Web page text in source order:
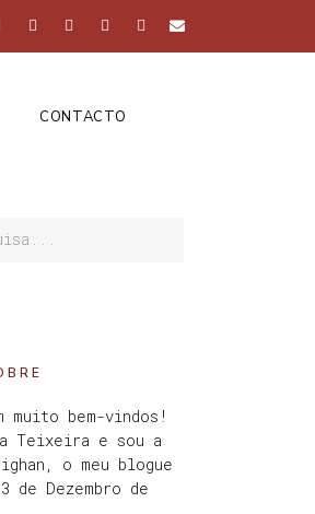
CONTACTO
muito bem-vindos!
Teixeira e sou a
o meu blogue
de Dezembro de